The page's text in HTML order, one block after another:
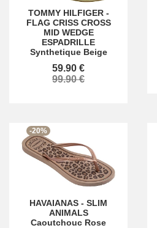
TOMMY HILFIGER-
FLAG CRISS CROSS
MID WEDGE
ESPADRILLE
Synthetique Beige
59.90 €
99.90 €
-20%
HAVAIANAS - SLIM
ANIMALS
Caoutchouc Rose